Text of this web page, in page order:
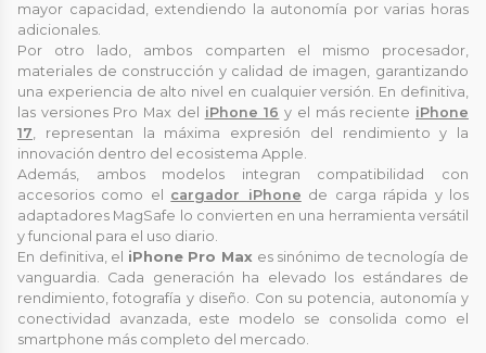
mayor capacidad, extendiendo la autonomía por varias horas
adicionales.
Por otro lado, ambos comparten el mismo procesador,
materiales de construcción y calidad de imagen, garantizando
una experiencia de alto nivel en cualquier versión. En definitiva,
las versiones Pro Max del iPhone 16 y el más reciente iPhone
17, representan la máxima expresión del rendimiento y la
innovación dentro del ecosistema Apple.
Además, ambos modelos integran compatibilidad con
accesorios como el cargador iPhone de carga rápida y los
adaptadores MagSafe lo convierten en una herramienta versátil
y funcional para el uso diario.
En definitiva, el iPhone Pro Max es sinónimo de tecnología de
vanguardia. Cada generación ha elevado los estándares de
rendimiento, fotografía y diseño. Con su potencia, autonomía y
conectividad avanzada, este modelo se consolida como el
smartphone más completo del mercado.